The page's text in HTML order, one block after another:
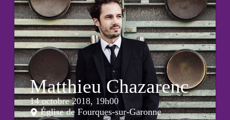
Matthieu Chazarenc
14 octobre 2018, 19h00
Église de Fourques-sur-Garonne